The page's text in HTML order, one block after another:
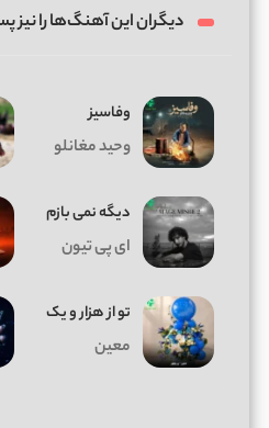
دیگران این آهنگ‌ها را نیز
وفاسیز
وحید مغانلو
دیگه نمی بازم
ای پی تیون
تو از هزار و یک
معین